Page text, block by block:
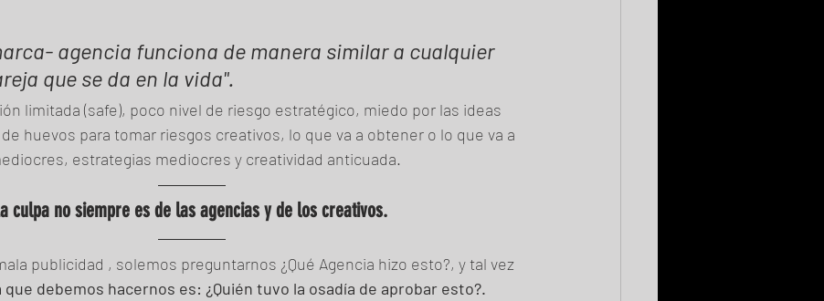
agencia funciona de manera similar a cualquier
que se da en la vida".
limitada (safe), poco nivel de riesgo estratégico, miedo por las ideas
huevos para tomar riesgos creativos, lo que va a obtener o lo que va a
estrategias mediocres y creatividad anticuada.
culpa no siempre es de las agencias y de los creativos.
publicidad , solemos preguntarnos ¿Qué Agencia hizo esto?, y tal vez
debemos hacernos es: ¿Quién tuvo la osadía de aprobar esto?.